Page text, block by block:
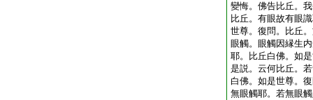
變悔。佛告比丘。
比丘。有眼故有眼
世尊。復問。比丘
眼觸。眼觸因縁生
耶。比丘白佛。如
是説。云何比丘。
白佛。如是世尊。
無眼觸耶。若無眼